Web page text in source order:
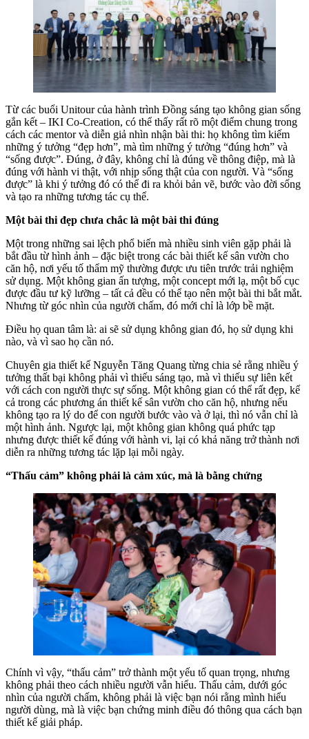
Từ các buổi Unitour của hành trình Đồng sáng tạo không gian sống
gắn kết – IKI Co-Creation, có thể thấy rất rõ một điểm chung trong
cách các mentor và diễn giả nhìn nhận bài thi: họ không tìm kiếm
những ý tưởng “đẹp hơn”, mà tìm những ý tưởng “đúng hơn” và
“sống được”. Đúng, ở đây, không chỉ là đúng về thông điệp, mà là
đúng với hành vi thật, với nhịp sống thật của con người. Và “sống
được” là khi ý tưởng đó có thể đi ra khỏi bản vẽ, bước vào đời sống
và tạo ra những tương tác cụ thể.
Một bài thi đẹp chưa chắc là một bài thi đúng
Một trong những sai lệch phổ biến mà nhiều sinh viên gặp phải là
bắt đầu từ hình ảnh – đặc biệt trong các bài thiết kế sân vườn cho
căn hộ, nơi yếu tố thẩm mỹ thường được ưu tiên trước trải nghiệm
sử dụng. Một không gian ấn tượng, một concept mới lạ, một bố cục
được đầu tư kỹ lưỡng – tất cả đều có thể tạo nên một bài thi bắt mắt.
Nhưng từ góc nhìn của người chấm, đó mới chỉ là lớp bề mặt.
Điều họ quan tâm là: ai sẽ sử dụng không gian đó, họ sử dụng khi
nào, và vì sao họ cần nó.
Chuyên gia thiết kế Nguyễn Tăng Quang từng chia sẻ rằng nhiều ý
tưởng thất bại không phải vì thiếu sáng tạo, mà vì thiếu sự liên kết
với cách con người thực sự sống. Một không gian có thể rất đẹp, kể
cả trong các phương án thiết kế sân vườn cho căn hộ, nhưng nếu
không tạo ra lý do để con người bước vào và ở lại, thì nó vẫn chỉ là
một hình ảnh. Ngược lại, một không gian không quá phức tạp
nhưng được thiết kế đúng với hành vi, lại có khả năng trở thành nơi
diễn ra những tương tác lặp lại mỗi ngày.
“Thấu cảm” không phải là cảm xúc, mà là bằng chứng
Chính vì vậy, “thấu cảm” trở thành một yếu tố quan trọng, nhưng
không phải theo cách nhiều người vẫn hiểu. Thấu cảm, dưới góc
nhìn của người chấm, không phải là việc bạn nói rằng mình hiểu
người dùng, mà là việc bạn chứng minh điều đó thông qua cách bạn
thiết kế giải pháp.